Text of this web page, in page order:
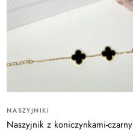
NASZYJNIKI
Naszyjnik z koniczynkami-czarny